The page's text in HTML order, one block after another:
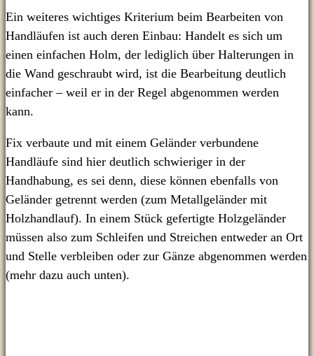
Ein weiteres wichtiges Kriterium beim Bearbeiten von
Handläufen ist auch deren Einbau: Handelt es sich um
einen einfachen Holm, der lediglich über Halterungen in
die Wand geschraubt wird, ist die Bearbeitung deutlich
einfacher – weil er in der Regel abgenommen werden
kann.
Fix verbaute und mit einem Geländer verbundene
Handläufe sind hier deutlich schwieriger in der
Handhabung, es sei denn, diese können ebenfalls von
Geländer getrennt werden (zum Metallgeländer mit
Holzhandlauf). In einem Stück gefertigte Holzgeländer
müssen also zum Schleifen und Streichen entweder an Ort
und Stelle verbleiben oder zur Gänze abgenommen werden
(mehr dazu auch unten).